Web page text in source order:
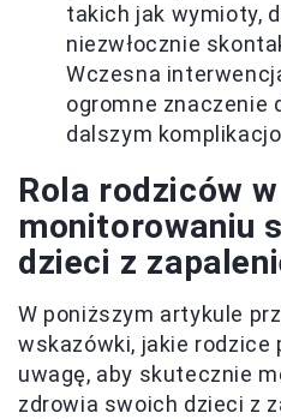
takich jak wymioty,
niezwłocznie
Wczesna
ogromne znaczenie
dalszym
Rola rodziców w
monitorowaniu
dzieci z
W poniższym artykule
wskazówki, jakie rodzice
uwagę, aby skutecznie
zdrowia swoich dzieci z